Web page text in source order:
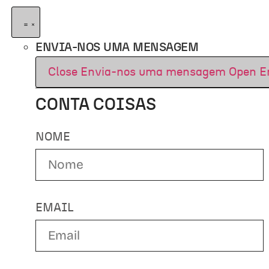
ENVIA-NOS UMA MENSAGEM
Close Envia-nos uma mensagem Open
CONTA COISAS
NOME
EMAIL